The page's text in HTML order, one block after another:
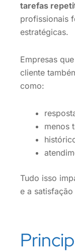
tarefas
profissionais
estratégicas.
Empresas
cliente
como:
menos
Tudo isso
e a